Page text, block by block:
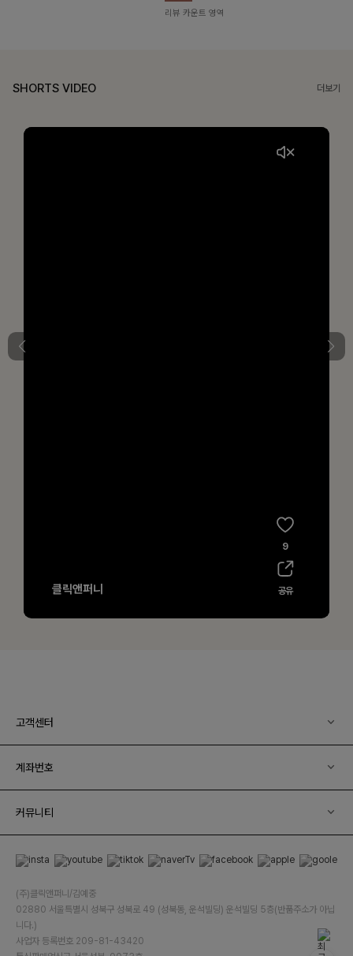
리뷰 카운트 영역
SHORTS VIDEO 더보기
고객센터
계좌번호
커뮤니티
(주)클릭앤퍼니/김예중
02880 서울특별시 성북구 성북로 49 (성북동, 운석빌딩) 운석빌딩 5층(반품주소가 아닙
니다.)
사업자 등록번호 209-81-43420